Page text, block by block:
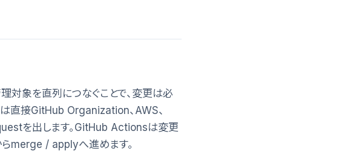
対象を直列につなぐことで、変更は必
直接GitHub Organization、AWS、
を出します。GitHub Actionsは変更
merge / applyへ進めます。